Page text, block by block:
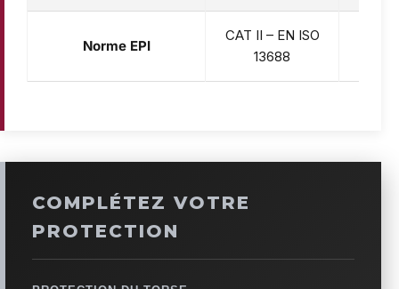
Norme EPI
CAT II – EN ISO
13688
COMPLÉTEZ VOTRE
PROTECTION